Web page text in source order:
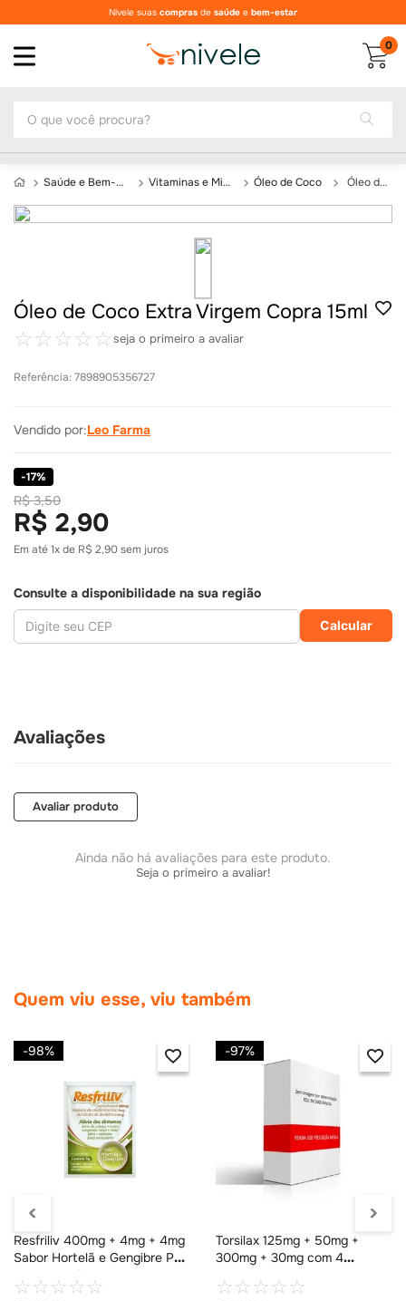
Nivele suas compras de saúde e bem-estar
0
Saúde e Bem-Estar Vitaminas e Minerais Óleo de Coco Óleo de Coco Extra Virgem Copra 15ml
Óleo de Coco Extra Virgem Copra 15ml
☆☆☆☆☆seja o primeiro a avaliar
Referência: 7898905356727
Vendido por:Leo Farma
-17%
R$ 3,50
R$ 2,90
Em até1x de R$ 2,90sem juros
Consulte a disponibilidade na sua região
Calcular
R$ 2,90
Avaliações
Avaliar produto
Ainda não há avaliações para este produto.
Seja o primeiro a avaliar!
Quem viu esse, viu também
-98%
Resfriliv 400mg + 4mg + 4mg
Sabor Hortelã e Gengibre Pó
para Solução 1 Envelope de
5g
☆☆☆☆☆
-97%
Torsilax 125mg + 50mg +
300mg + 30mg com 4
☆☆☆☆☆